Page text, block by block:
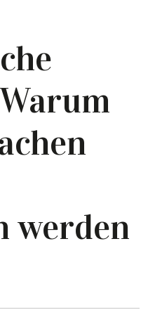
werden